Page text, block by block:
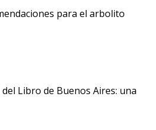
para el arbolito
Libro de Buenos Aires: una